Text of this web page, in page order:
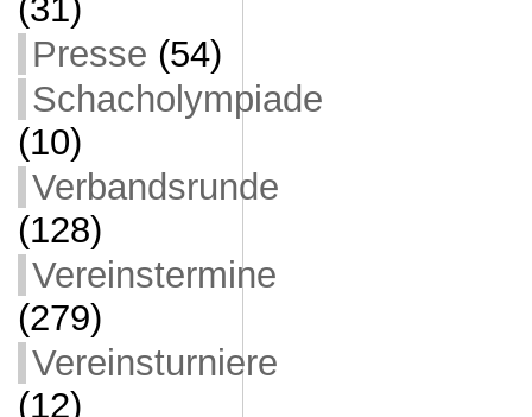
(31)
Presse (54)
Schacholympiade
(10)
Verbandsrunde
(128)
Vereinstermine
(279)
Vereinsturniere
(12)